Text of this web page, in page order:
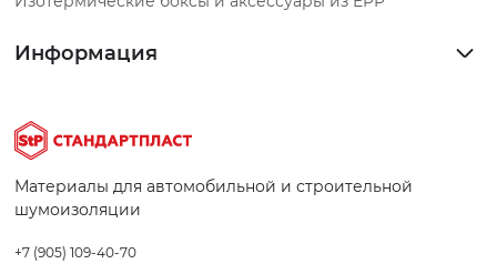
Информация
Материалы для автомобильной и строительной
шумоизоляции
+7 (905) 109-40-70